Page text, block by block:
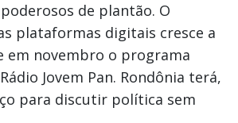
de plantão. O
plataformas digitais cresce a
em novembro o programa
Jovem Pan. Rondônia terá,
para discutir política sem